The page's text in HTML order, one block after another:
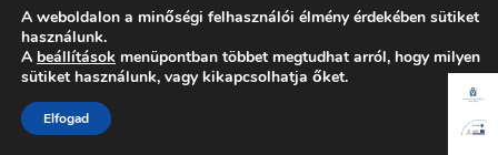
A weboldalon a minőségi felhasználói élmény érdekében sütiket
használunk.
A beállítások menüpontban többet megtudhat arról, hogy milyen
sütiket használunk, vagy kikapcsolhatja őket.
Elfogad